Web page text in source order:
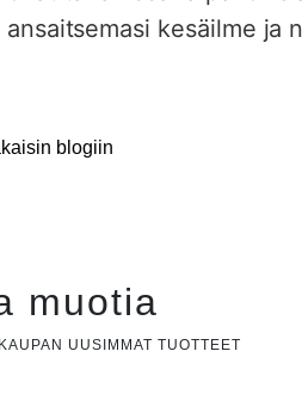
kesäilme ja
blogiin
muotia
UUSIMMAT TUOTTEET